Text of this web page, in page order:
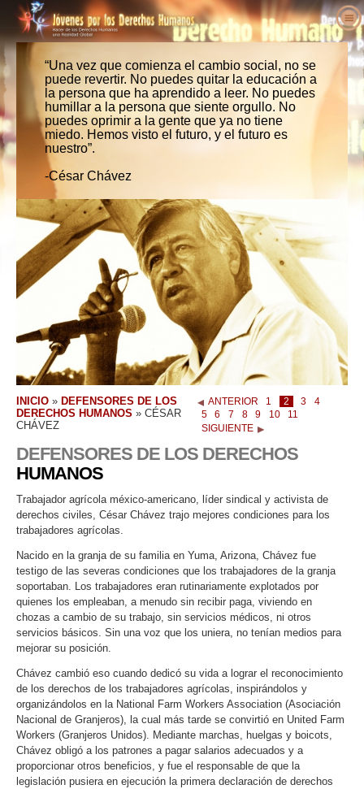
Acerca de Nosotros
¿Qué es Jóvenes por los Derechos
Humanos?
Nuestro Propósito
Historia de Jóvenes por los Derechos
Humanos
Personal Ejecutivo
Junta Asesora
Colaboradores de Jóvenes por los Derechos
Humanos Internacional
Proclamaciones y Reconocimientos
Apoyos
¿Qué son los Derechos Humanos?
Derechos Humanos Definidos
Los Antecedentes de los Derechos
Humanos
Declaración Universal de los Derechos
Humanos
Educadores
Bienvenidos
Detalles del Paquete Educativo
Resultados de Educadores
Plan de Estudios de los Derechos Humanos
Programas de Educadores
Implementación del Programa
Actúa
Involúcrate
Petición
Afiliaciones y Donaciones
Grupos
Competencias
Voces a Favor de los Derechos
Humanos
Organizaciones de Derechos Humanos
Abusos de los Derechos Humanos
Noticias
Haz Tu Pedido
Contacto
“Una vez que comienza el cambio social, no se
puede revertir. No puedes quitar la educación a
la persona que ha aprendido a leer. No puedes
humillar a la persona que siente orgullo. No
puedes oprimir a la gente que ya no tiene
miedo. Hemos visto el futuro, y el futuro es
nuestro”.
-César Chávez
INICIO » DEFENSORES DE LOS
DERECHOS HUMANOS » CÉSAR
CHÁVEZ
ANTERIOR 1 2 3
4
5
6 7 8 9 10
11
SIGUIENTE
DEFENSORES DE LOS DERECHOS
HUMANOS
Trabajador agrícola méxico-americano, líder sindical y activista de
derechos civiles, César Chávez trajo mejores condiciones para los
trabajadores agrícolas.
Nacido en la granja de su familia en Yuma, Arizona, Chávez fue
testigo de las severas condiciones que los trabajadores de la granja
soportaban. Los trabajadores eran rutinariamente explotados por
quienes los empleaban, a menudo sin recibir paga, viviendo en
chozas a cambio de su trabajo, sin servicios médicos, ni otros
servicios básicos. Sin una voz que los uniera, no tenían medios para
mejorar su posición.
Chávez cambió eso cuando dedicó su vida a lograr el reconocimiento
de los derechos de los trabajadores agrícolas, inspirándolos y
organizándolos en la National Farm Workers Association (Asociación
Nacional de Granjeros), la cual más tarde se convirtió en United Farm
Workers (Granjeros Unidos). Mediante marchas, huelgas y boicots,
Chávez obligó a los patrones a pagar salarios adecuados y a
proporcionar otros beneficios, y fue el responsable de que la
legislación pusiera en ejecución la primera declaración de derechos